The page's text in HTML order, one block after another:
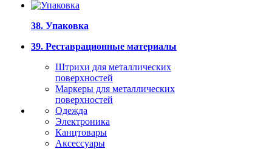
38. Упаковка
39. Реставрационные материалы
Штрихи для металлических
поверхностей
Маркеры для металлических
поверхностей
Одежда
Электроника
Канцтовары
Аксессуары